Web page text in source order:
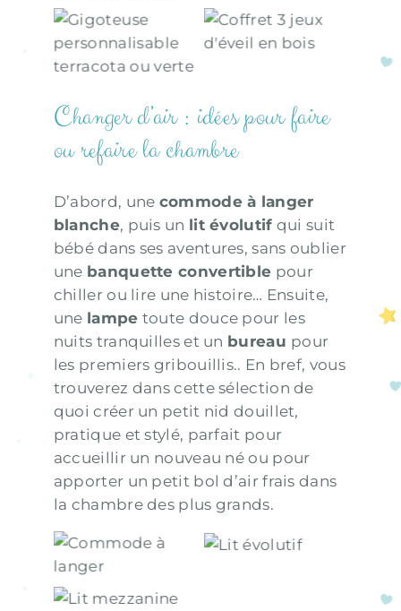
personnalisable
terracota ou
verte
Coffret 3 jeux
d’éveil en bois
Changer d’air : idées pour faire
ou refaire la chambre
D’abord, une commode à langer
blanche, puis un lit évolutif qui suit
bébé dans ses aventures, sans oublier
une banquette convertible pour
chiller ou lire une histoire… Ensuite,
une lampe toute douce pour les
nuits tranquilles et un bureau pour
les premiers gribouillis.. En bref, vous
trouverez dans cette sélection de
quoi créer un petit nid douillet,
pratique et stylé, parfait pour
accueillir un nouveau né ou pour
apporter un petit bol d’air frais dans
la chambre des plus grands.
Commode à
langer
Lit évolutif
Lit mezzanine